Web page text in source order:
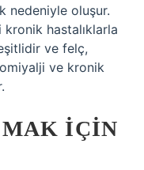
nedeniyle oluşur.
kronik hastalıklarla
ve felç,
ve kronik
IÇIN